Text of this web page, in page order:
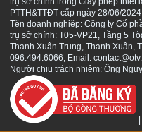
PTTH&TTĐT cấp ngày 28/06/
Tên doanh nghiệp: Công ty Cổ
trụ sở chính: T05-VP21, Tầng 5
Thanh Xuân Trung, Thanh Xuân,
096.494.6066; Email:
Người chịu trách nhiệm: Ông